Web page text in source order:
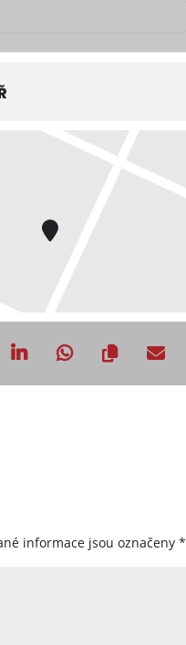
2018 []
informace jsou označeny*